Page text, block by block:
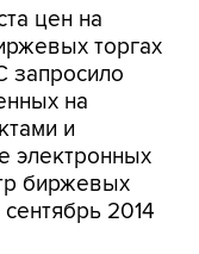
цен на
торгах
запросило
на
и
электронных
биржевых
2014